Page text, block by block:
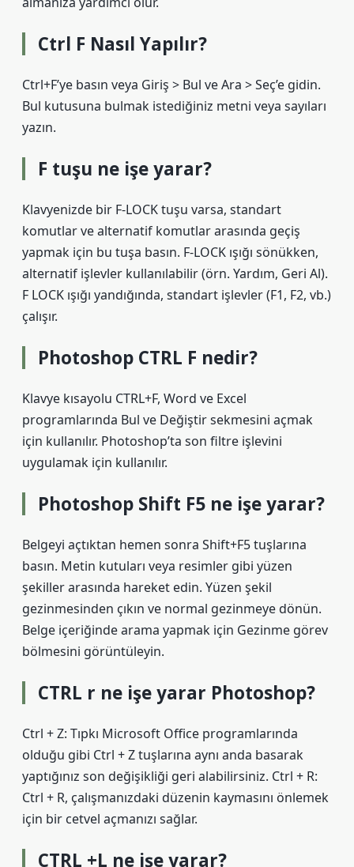
Ctrl F Nasıl Yapılır?
Ctrl+F’ye basın veya Giriş > Bul ve Ara > Seç’e gidin.
Bul kutusuna bulmak istediğiniz metni veya sayıları
yazın.
F tuşu ne işe yarar?
Klavyenizde bir F-LOCK tuşu varsa, standart
komutlar ve alternatif komutlar arasında geçiş
yapmak için bu tuşa basın. F-LOCK ışığı sönükken,
alternatif işlevler kullanılabilir (örn. Yardım, Geri Al).
F LOCK ışığı yandığında, standart işlevler (F1, F2, vb.)
çalışır.
Photoshop CTRL F nedir?
Klavye kısayolu CTRL+F, Word ve Excel
programlarında Bul ve Değiştir sekmesini açmak
için kullanılır. Photoshop’ta son filtre işlevini
uygulamak için kullanılır.
Photoshop Shift F5 ne işe yarar?
Belgeyi açtıktan hemen sonra Shift+F5 tuşlarına
basın. Metin kutuları veya resimler gibi yüzen
şekiller arasında hareket edin. Yüzen şekil
gezinmesinden çıkın ve normal gezinmeye dönün.
Belge içeriğinde arama yapmak için Gezinme görev
bölmesini görüntüleyin.
CTRL r ne işe yarar Photoshop?
Ctrl + Z: Tıpkı Microsoft Office programlarında
olduğu gibi Ctrl + Z tuşlarına aynı anda basarak
yaptığınız son değişikliği geri alabilirsiniz. Ctrl + R:
Ctrl + R, çalışmanızdaki düzenin kaymasını önlemek
için bir cetvel açmanızı sağlar.
CTRL +L ne işe yarar?